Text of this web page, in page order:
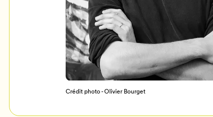
Programmation
Crédit photo - Olivier Bourget